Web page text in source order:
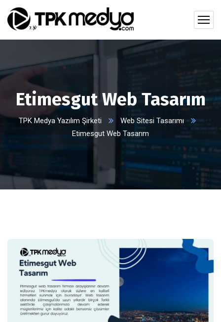
Etimesgut Web Tasarım
TPK Medya Yazılım Şirketi
Web Sitesi Tasarımı
Etimesgut Web Tasarım